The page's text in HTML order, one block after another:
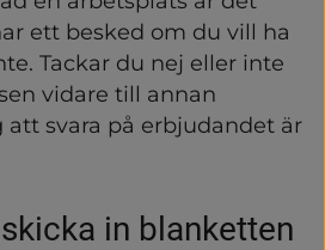
ett besked om du vill ha
Tackar du nej eller inte
vidare till annan
att svara på erbjudandet är
in blanketten